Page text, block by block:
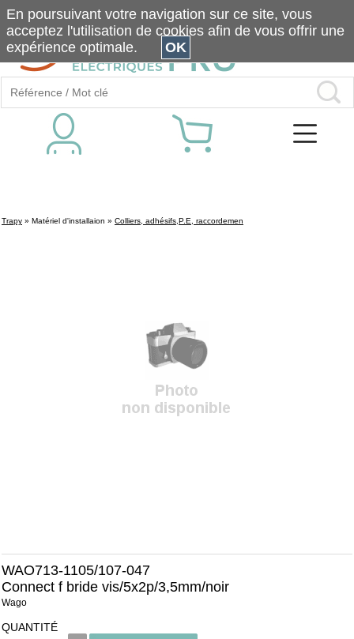
Trapy » Matériel d'installaion » Colliers, adhésifs,P.E, raccordemen
WAO713-1105/107-047
Connect f bride vis/5x2p/3,5mm/noir
Wago
QUANTITÉ
En poursuivant votre navigation sur ce site, vous
acceptez l'utilisation de cookies afin de vous offrir une
expérience optimale.
OK